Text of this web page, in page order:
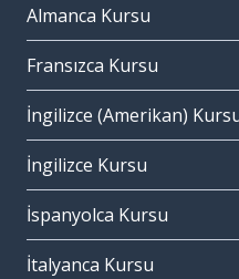
Almanca Kursu
Fransızca Kursu
İngilizce (Amerikan)
İngilizce Kursu
İspanyolca Kursu
İtalyanca Kursu